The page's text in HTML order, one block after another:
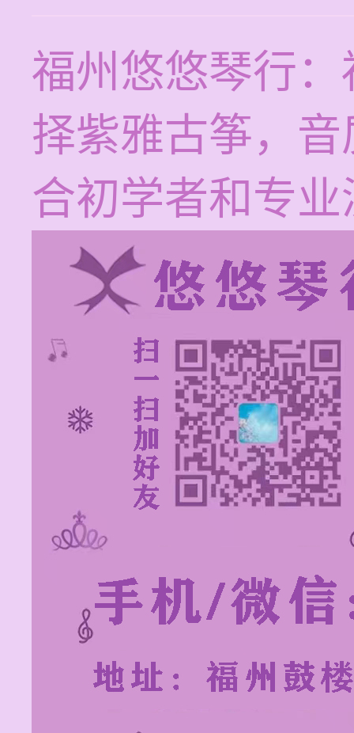
福州悠悠琴行
择紫雅古筝，
合初学者和专